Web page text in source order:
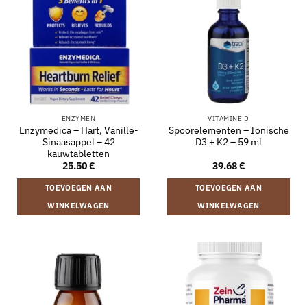
ENZYMEN
Enzymedica – Hart, Vanille-
Sinaasappel – 42
kauwtabletten
25.50€
TOEVOEGEN AAN
WINKELWAGEN
VITAMINE D
Spoorelementen – Ionische
D3 + K2 – 59 ml
39.68€
TOEVOEGEN AAN
WINKELWAGEN